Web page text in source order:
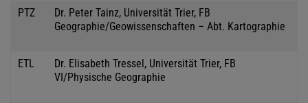
PTZ
Dr. Peter Tainz, Universität Trier, FB
Geographie/Geowissenschaften – Abt. Kartographie
ETL
Dr. Elisabeth Tressel, Universität Trier, FB
VI/Physische Geographie